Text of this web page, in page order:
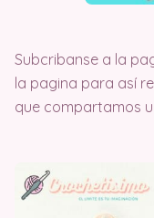
Subcribanse a la
la pagina para así
que compartamos